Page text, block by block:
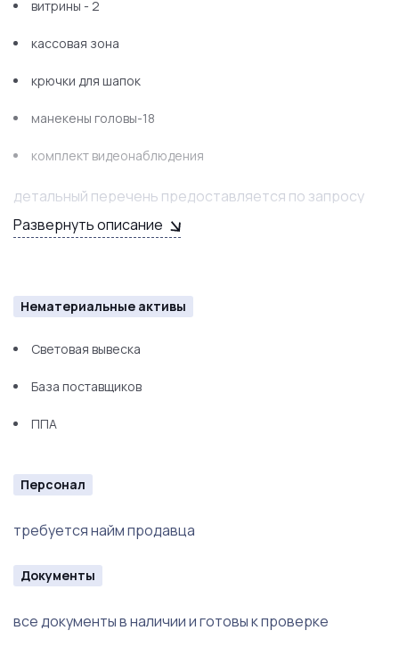
витрины - 2
кассовая зона
крючки для шапок
манекены головы-18
комплект видеонаблюдения
детальный перечень предоставляется по запросу
Развернуть описание
Нематериальные активы
Световая вывеска
База поставщиков
ППА
Персонал
требуется найм продавца
Документы
все документы в наличии и готовы к проверке